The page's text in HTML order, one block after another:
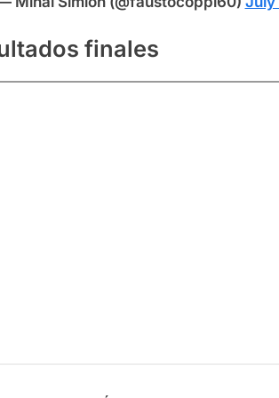
finales